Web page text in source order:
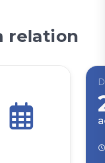
relation